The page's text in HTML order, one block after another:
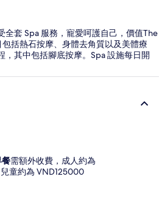
全套 Spa 服務，寵愛呵護自己，價值The
括熱石按摩、身體去角質以及美體療
，其中包括腳底按摩。Spa 設施每日開
餐需額外收費，成人約為
童約為 VND125000